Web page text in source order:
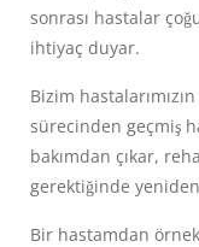
sonrası hastalar
ihtiyaç duyar.
Bizim
sürecinden geçmiş
bakımdan çıkar,
gerektiğinde yeniden
Bir hastamdan